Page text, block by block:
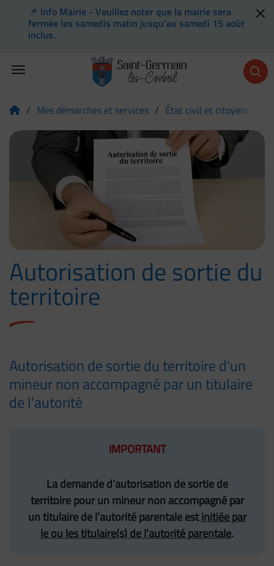
Flash info
📌 Info Mairie - Veuillez noter que la mairie sera
fermée les samedis matin jusqu'au samedi 15 août
inclus.
Retour à l'accueil
Page d'accueil du site
/ Mes démarches et services / État civil et citoyenneté
Autorisation de sortie du
territoire
Autorisation de sortie du territoire d'un
mineur non accompagné par un titulaire
de l’autorité
IMPORTANT
La demande d’autorisation de sortie de
territoire pour un mineur non accompagné par
un titulaire de l’autorité parentale estinitiée par
le ou les titulaire(s) de l’autorité parentale.